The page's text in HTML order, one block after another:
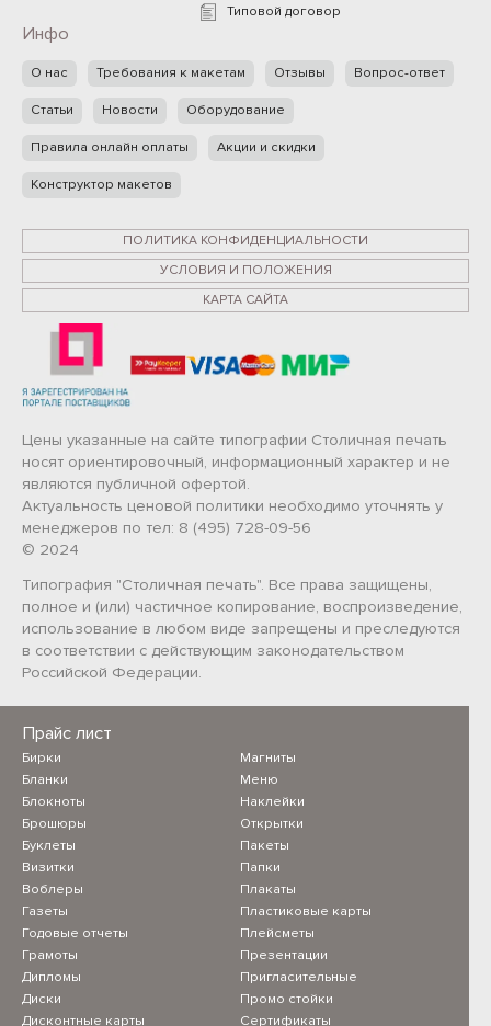
Прайс лист
Бирки
Бланки
Блокноты
Брошюры
Буклеты
Визитки
Воблеры
Газеты
Годовые отчеты
Грамоты
Дипломы
Диски
Дисконтные карты
Магниты
Меню
Наклейки
Открытки
Пакеты
Папки
Плакаты
Пластиковые карты
Плейсметы
Презентации
Пригласительные
Промо стойки
Сертификаты
Типовой договор
Инфо
О нас Требования к макетам Отзывы Вопрос-ответ
Статьи Новости Оборудование
Правила онлайн оплаты Акции и скидки
Конструктор макетов
ПОЛИТИКА КОНФИДЕНЦИАЛЬНОСТИ
УСЛОВИЯ И ПОЛОЖЕНИЯ
КАРТА САЙТА
Цены указанные на сайте типографии Столичная печать
носят ориентировочный, информационный характер и не
являются публичной офертой.
Актуальность ценовой политики необходимо уточнять у
менеджеров по тел: 8 (495) 728-09-56
© 2024
Типография "Столичная печать". Все права защищены,
полное и (или) частичное копирование, воспроизведение,
использование в любом виде запрещены и преследуются
в соответствии с действующим законодательством
Российской Федерации.